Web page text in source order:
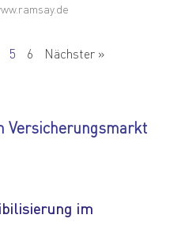
5 6 Nächster »
Versicherungsmarkt
im